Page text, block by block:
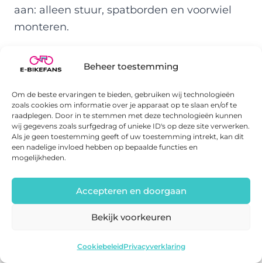
Beheer toestemming
Om de beste ervaringen te bieden, gebruiken wij technologieën
zoals cookies om informatie over je apparaat op te slaan en/of te
raadplegen. Door in te stemmen met deze technologieën kunnen
wij gegevens zoals surfgedrag of unieke ID's op deze site verwerken.
Als je geen toestemming geeft of uw toestemming intrekt, kan dit
een nadelige invloed hebben op bepaalde functies en
mogelijkheden.
Accepteren en doorgaan
Bekijk voorkeuren
CookiebeleidPrivacyverklaring
aan: alleen stuur, spatborden en voorwiel
monteren.
De motor vond hij sterk op hellingen. Zelfs
in Sport-modus ging het moeiteloos
omhoog, en in Turbo Plus voelde hij
nauwelijks weerstand. Op vlak terrein rolt
de fiets soepel, ook op licht gravel. De
remmen werkten goed na een korte
inrijperiode. Het bereik schat hij op 35 tot 40
mijl (56–64 km) bij gemengd gebruik.
Wat Mark vooral waardeerde: de rechte
zithouding, het heldere display, en de
mogelijkheid om accessoires zoals een